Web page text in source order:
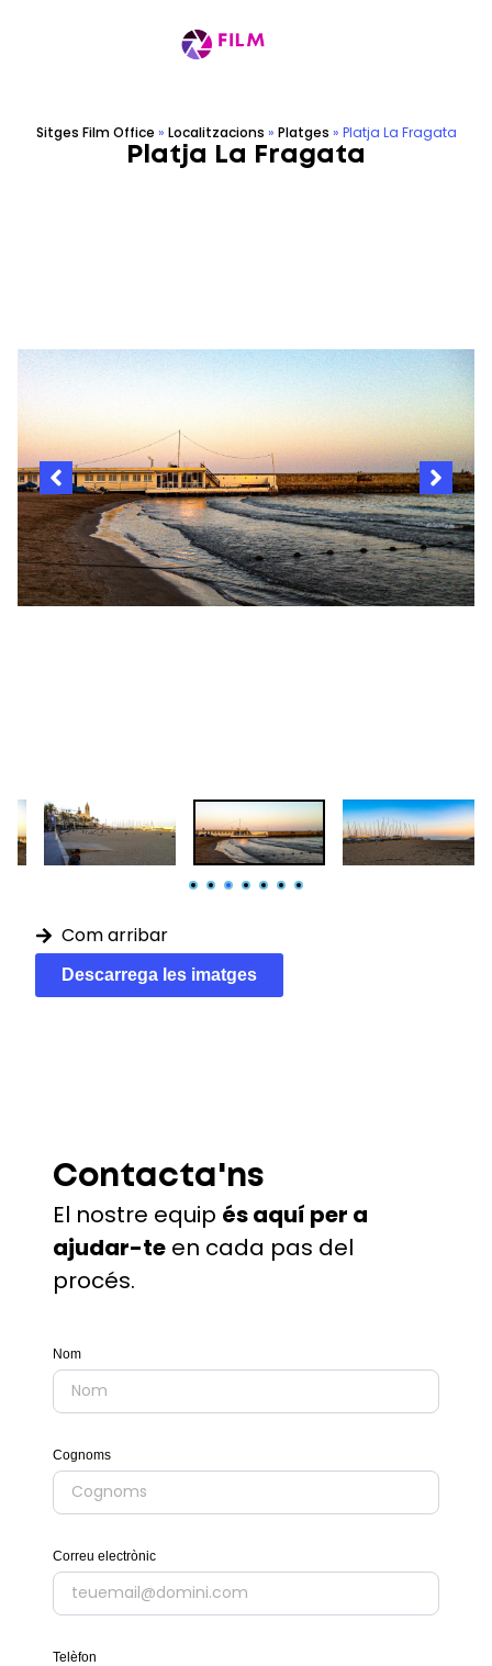
Sitges Film Office » Localitzacions » Platges » Platja La Fragata
Platja La Fragata
Com arribar
Descarrega les imatges
Contacta'ns
El nostre equip és aquí per a
ajudar-te en cada pas del
procés.
Nom
Cognoms
Correu electrònic
Telèfon